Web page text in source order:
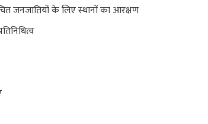
जनजातियों के लिए स्थानों का आरक्षण